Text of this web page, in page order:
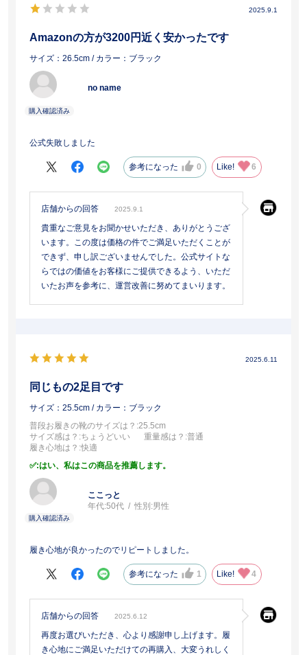
2025.9.1
Amazonの方が3200円近く安かったです
サイズ：26.5cm / カラー：ブラック
no name
公式失敗しました
参考になった 0 Like! 6
店舗からの回答 2025.9.1
貴重なご意見をお聞かせいただき、ありがとうござ
います。この度は価格の件でご満足いただくことが
できず、申し訳ございませんでした。公式サイトな
らではの価値をお客様にご提供できるよう、いただ
いたお声を参考に、運営改善に努めてまいります。
2025.6.11
同じもの2足目です
サイズ：25.5cm / カラー：ブラック
普段お履きの靴のサイズは？ :25.5cm
サイズ感は？ :ちょうどいい 重量感は？ :普通
履き心地は？ :快適
:はい、私はこの商品を推薦します。
ここっと
年代:50代 性別:男性
履き心地が良かったのでリピートしました。
参考になった 1 Like! 4
店舗からの回答 2025.6.12
再度お選びいただき、心より感謝申し上げます。履
き心地にご満足いただけての再購入、大変うれしく